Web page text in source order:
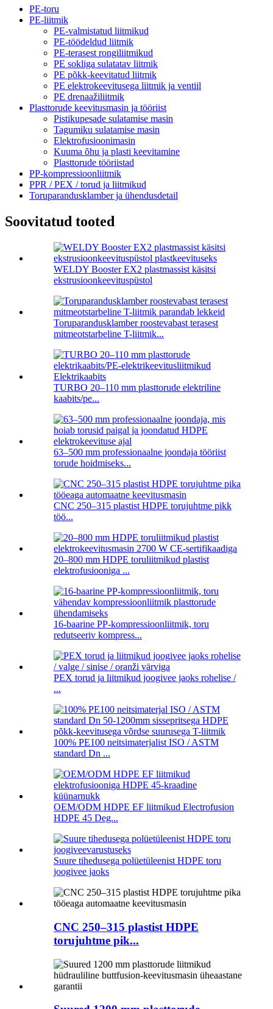
PE-toru
PE-liitmik
PE-valmistatud liitmikud
PE-töödeldud liitmik
PE-terasest rongiliitmikud
PE sokliga sulatatav liitmik
PE põkk-keevitatud liitmik
PE elektrokeevitusega liitmik ja ventiil
PE drenaažiliitmik
Plasttorude keevitusmasin ja tööriist
Pistikupesade sulatamise masin
Tagumiku sulatamise masin
Elektrofusioonimasin
Kuuma õhu ja plasti keevitamine
Plasttorude tööriistad
PP-kompressioonliitmik
PPR / PEX / torud ja liitmikud
Toruparandusklamber ja ühendusdetail
Soovitatud tooted
WELDY Booster EX2 plastmassist käsitsi
ekstrusioonkeevituspüstol
Toruparandusklamber roostevabast terasest
mitmeotstarbeline T-liitmik...
TURBO 20–110 mm plasttorude elektriline
kaabits/pe...
63–500 mm professionaalne joondaja tööriist
torude hoidmiseks...
CNC 250–315 plastist HDPE torujuhtme pikk
töö...
20–800 mm HDPE toruliitmikud plastist
elektrofusiooniga ...
16-baarine PP-kompressioonliitmik, toru
redutseeriv kompress...
PEX torud ja liitmikud joogivee jaoks rohelise /
...
100% PE100 neitsimaterjalist ISO / ASTM
standard Dn ...
OEM/ODM HDPE EF liitmikud Electrofusion
HDPE 45 Deg...
Suure tihedusega polüetüleenist HDPE toru
joogivee jaoks
CNC 250–315 plastist HDPE
torujuhtme pik...